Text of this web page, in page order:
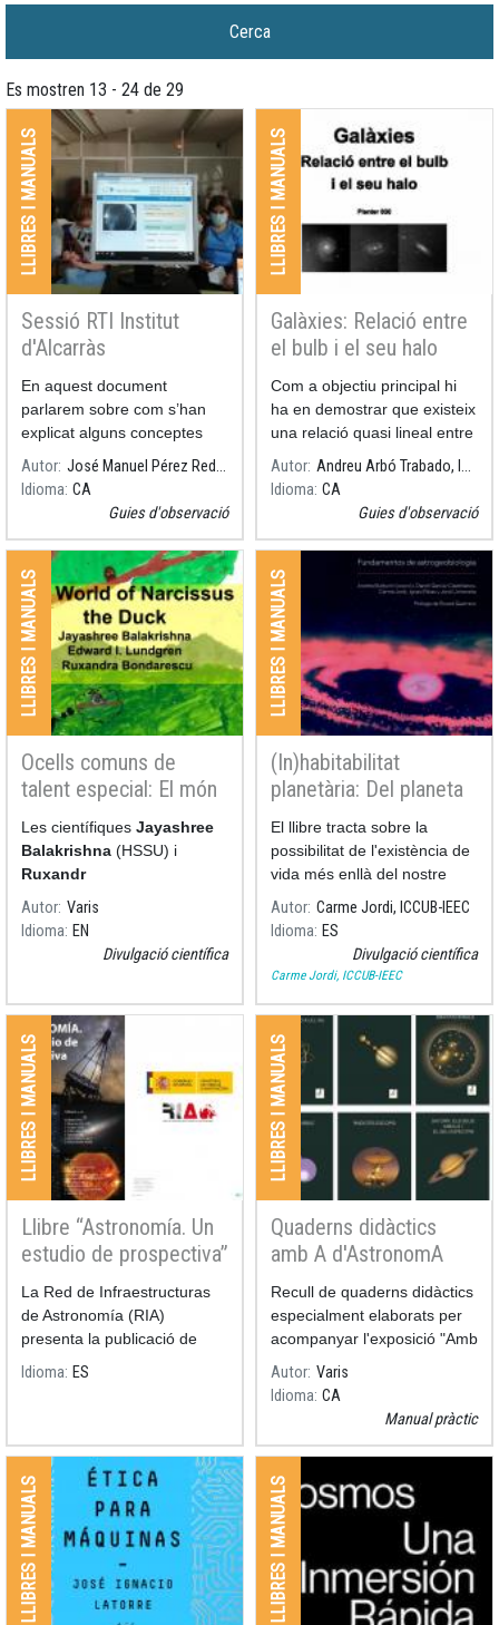
Es mostren 13 - 24 de 29
LLIBRES I MANUALS
Sessió RTI Institut
d'Alcarràs
En aquest document
parlarem sobre com s’han
explicat alguns conceptes
tècnics dels telescopis usats
al projecte faulkes
Autor
José Manuel Pérez Redondo, Institut d'Alcarràs
Idioma CA
Guies d'observació
LLIBRES I MANUALS
Galàxies: Relació entre
el bulb i el seu halo
Com a objectiu principal hi
ha en demostrar que existeix
una relació quasi lineal entre
el radi del bulb d’una galàxia
en forma d'espiral i el radi
Autor
Andreu Arbó Trabado, Institut Torrevicens
Idioma CA
Guies d'observació
LLIBRES I MANUALS
Ocells comuns de
talent especial: El món
de l’ànec Narcissus
Les científiques Jayashree
Balakrishna (HSSU) i
Ruxandr
Autor Varis
Idioma EN
Divulgació científica
LLIBRES I MANUALS
(In)habitabilitat
planetària: Del planeta
Terra als exoplanetes
El llibre tracta sobre la
possibilitat de l'existència de
vida més enllà del nostre
planeta,
amb l’astrobiogeologia com
a punt de trobada de
múltiples disciplines que
paradigmes acceptats com al
discurs de caràcter més
especulatiu.
Autor Carme Jordi, ICCUB-IEEC
Idioma ES
Divulgació científica
Carme Jordi, ICCUB-IEEC
LLIBRES I MANUALS
Llibre “Astronomía. Un
estudio de prospectiva”
La Red de Infraestructuras
de Astronomía (RIA)
presenta la publicació de
"Astronomía. Un estudio de
Idioma ES
LLIBRES I MANUALS
Quaderns didàctics
amb A d'AstronomA
Recull de quaderns didàctics
especialment elaborats per
acompanyar l'exposició "Amb
A d'AstronomA". En ells es
tracten diferents temes
relacionats amb l'astronomia
educativa, clara i resumida
Autor Varis
Idioma CA
Manual pràctic
LLIBRES I MANUALS LLIBRES I MANUALS